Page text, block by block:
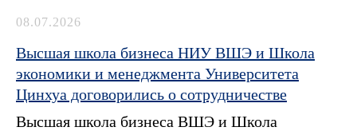
08.07.2026
Высшая школа бизнеса НИУ ВШЭ и Школа
экономики и менеджмента Университета
Цинхуа договорились о сотрудничестве
Высшая школа бизнеса ВШЭ и Школа